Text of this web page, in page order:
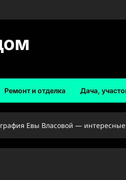
Ремонт и отделка Дача,
Евы Власовой —